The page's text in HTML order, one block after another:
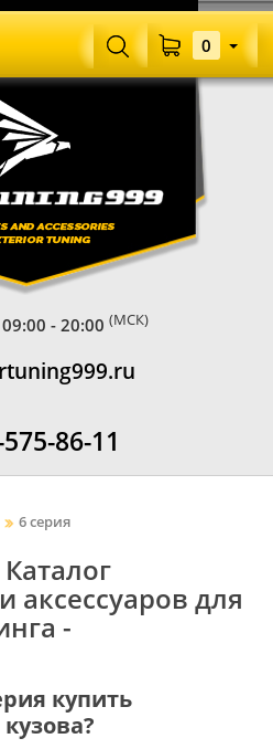
09:00 - 20:00 (МСК)
86-11
0
6 серия
аксессуаров для
-
купить